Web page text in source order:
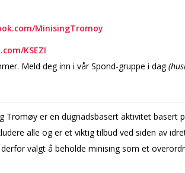
MinisingTromoy
KSEZI
Meld deg inn i vår Spond-gruppe i dag
Tromøy er en dugnadsbasert aktivitet
alle og er et viktig tilbud ved siden av
valgt å beholde minising som et